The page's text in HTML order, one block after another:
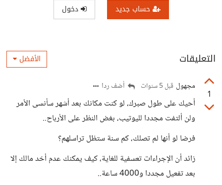
حساب جديد دخول
التعليقات الأفضل
1
مجهول قبل 5 سنوات أضف ردا
أحيك على طول صبرك، لو كنت مكانك بعد أشهر سأنسى الأمر
ولن ألتفت مجددا لليوتيب، بغض النظر على الأرباح..
فرضا لو أنها لم تصلك، كم سنة ستظل تراسلهم؟
زائد أن الإجراءات تعسفية للغاية، كيف يمكنك عدم أخد مالك إلا
بعد تفعيل مجددا و4000 ساعة..